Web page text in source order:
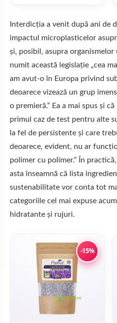
Interdicția a venit după ani de
impactul microplasticelor
și, posibil, asupra organismelor
numit această legislație „cea
am avut-o în Europa privind
deoarece vizează un grup
o premieră.” Ea a mai spus și
primul caz de test pentru alte
la fel de persistente și care
deoarece, evident, nu ar
polimer cu polimer.” În
asta înseamnă că lista
sustenabilitate vor conta tot
categoriile cel mai expuse
hidratante și rujuri.
-15%